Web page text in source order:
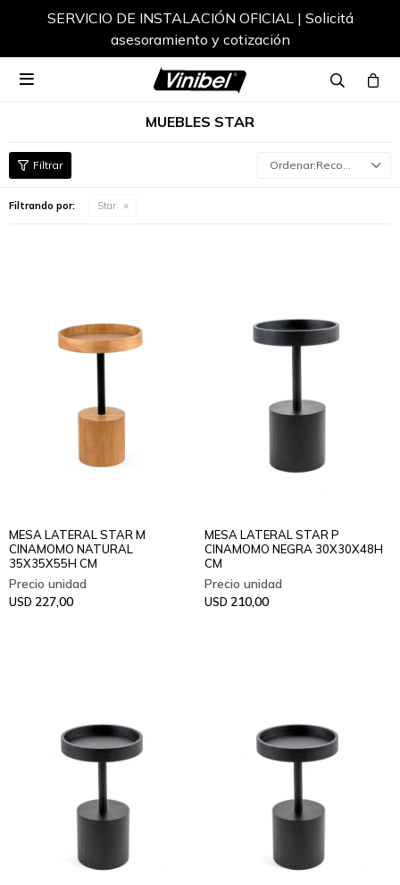
SERVICIO DE INSTALACIÓN OFICIAL | Solicitá
asesoramiento y cotización

MUEBLES STAR
Recomendados
Filtrando por: Star
MESA LATERAL STAR M
CINAMOMO NATURAL
35X35X55H CM
USD 227,00
MESA LATERAL STAR P
CINAMOMO NEGRA 30X30X48H
CM
USD 210,00